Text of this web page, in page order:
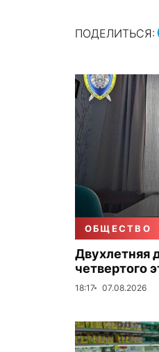
ПОДЕЛИТЬСЯ:
ОБЩЕСТВО
Двухлетняя
четвертого
18:17 07.08.2026